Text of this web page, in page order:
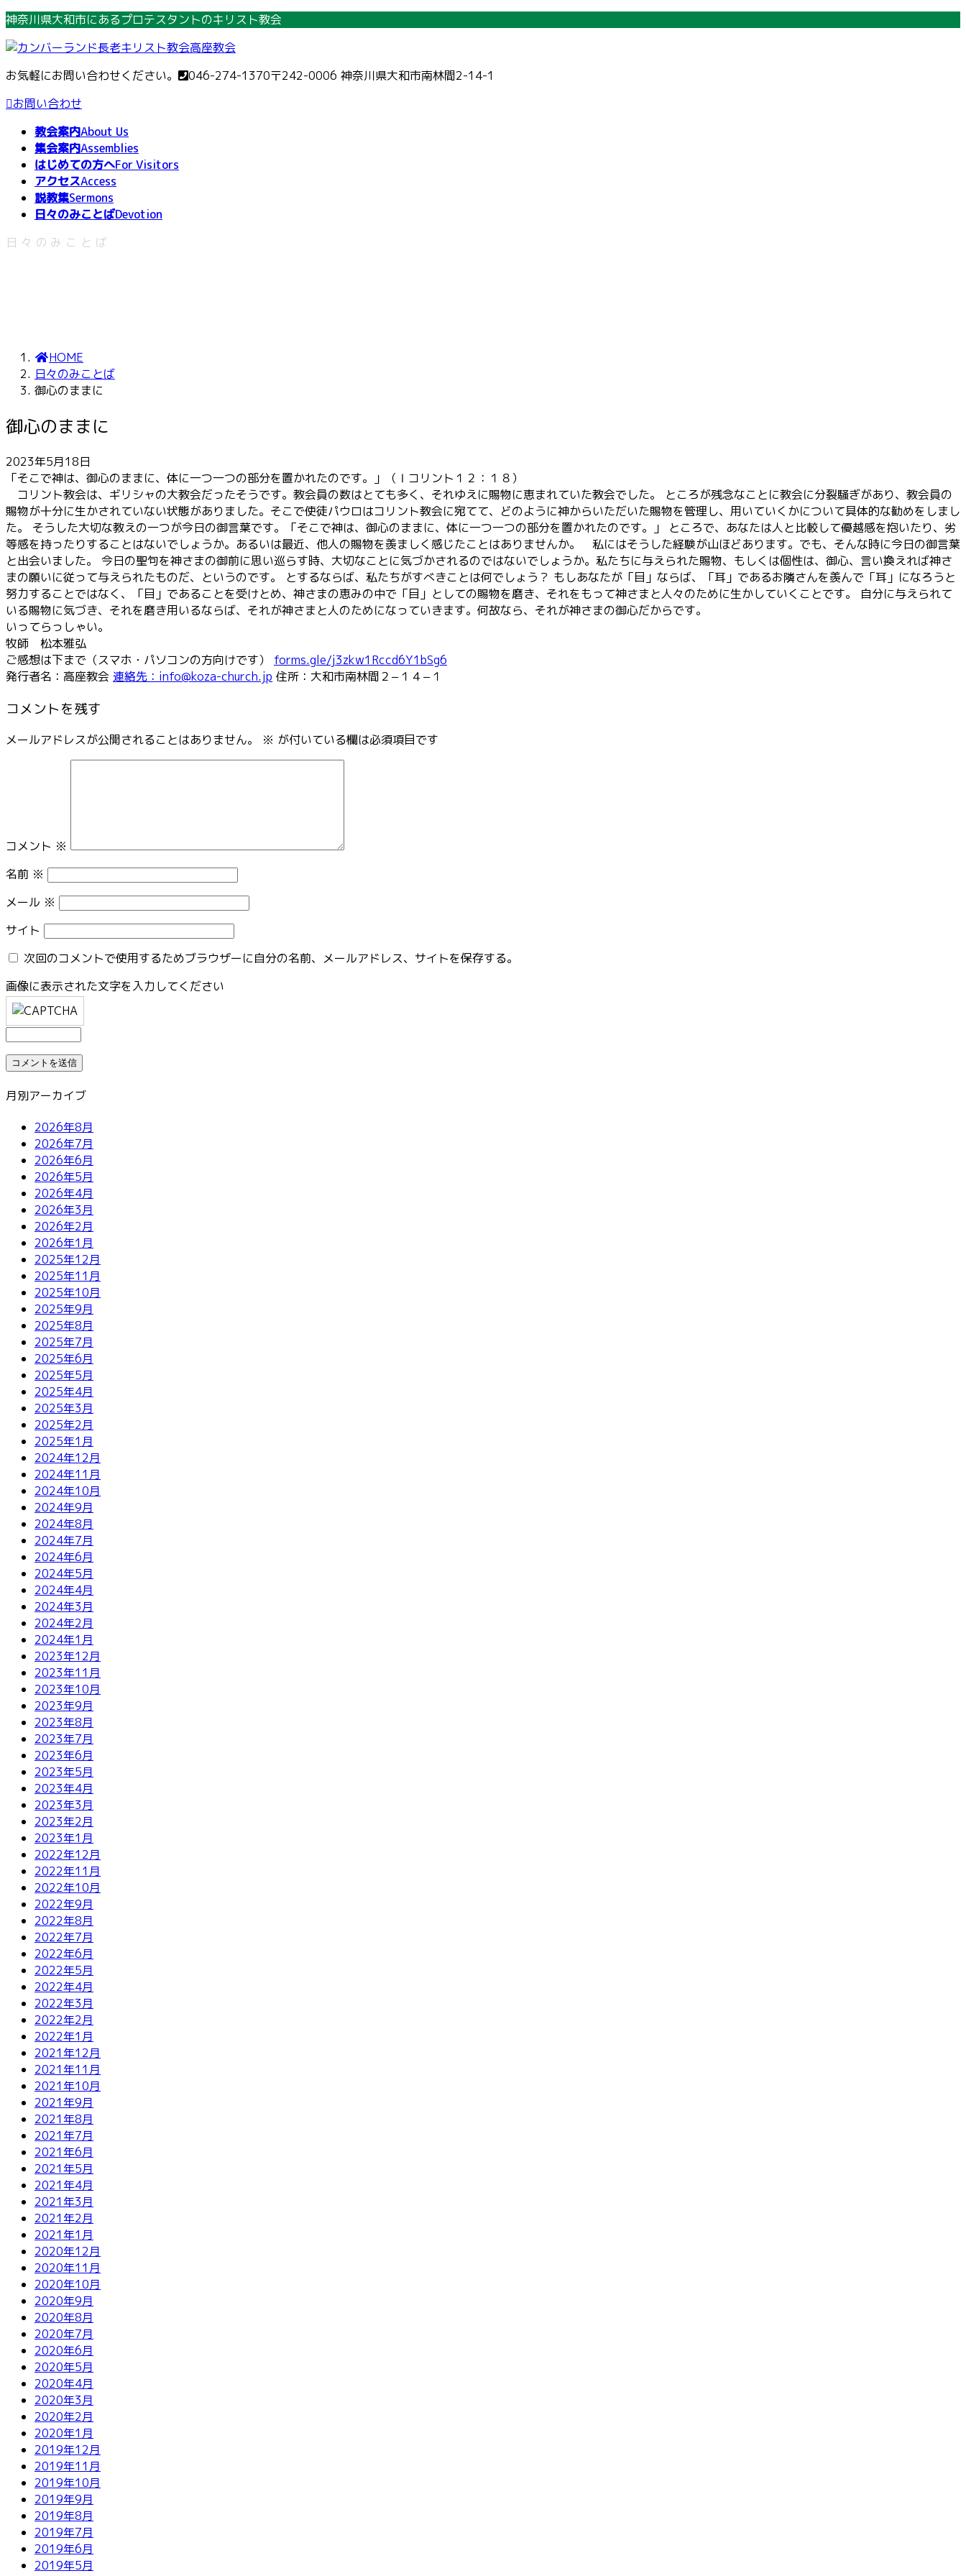
コ
テ
ン
ツ
へ
ナ
ゲ
ー
シ
ョ
神奈川県大和市にあるプロテスタントのキリスト教会
お気軽にお問い合わせください。 046-274-1370〒242-0006 神奈川県大和市南林間2-14-1
お問い合わせ
教会案内About Us
集会案内Assemblies
はじめての方へFor Visitors
アクセスAccess
説教集Sermons
日々のみことばDevotion
日々のみことば
HOME
日々のみことば
御心のままに
御心のままに
2023年5月18日
「そこで神は、御心のままに、体に一つ一つの部分を置かれたのです。」（Ⅰコリント１２：１８）
コリント教会は、ギリシャの大教会だったそうです。教会員の数はとても多く、それゆえに賜物に恵まれていた教会でした。 ところが残念なことに教会に分裂騒ぎがあり、教会員の
賜物が十分に生かされていない状態がありました。そこで使徒パウロはコリント教会に宛てて、どのように神からいただいた賜物を管理し、用いていくかについて具体的な勧めをしまし
た。 そうした大切な教えの一つが今日の御言葉です。「そこで神は、御心のままに、体に一つ一つの部分を置かれたのです。」 ところで、あなたは人と比較して優越感を抱いたり、劣
等感を持ったりすることはないでしょうか。あるいは最近、他人の賜物を羨ましく感じたことはありませんか。 私にはそうした経験が山ほどあります。でも、そんな時に今日の御言葉
と出会いました。 今日の聖句を神さまの御前に思い巡らす時、大切なことに気づかされるのではないでしょうか。私たちに与えられた賜物、もしくは個性は、御心、言い換えれば神さ
まの願いに従って与えられたものだ、というのです。 とするならば、私たちがすべきことは何でしょう？ もしあなたが「目」ならば、「耳」であるお隣さんを羨んで「耳」になろうと
努力することではなく、「目」であることを受けとめ、神さまの恵みの中で「目」としての賜物を磨き、それをもって神さまと人々のために生かしていくことです。 自分に与えられて
いる賜物に気づき、それを磨き用いるならば、それが神さまと人のためになっていきます。何故なら、それが神さまの御心だからです。
いってらっしゃい。
牧師 松本雅弘
ご感想は下まで（スマホ・パソコンの方向けです） forms.gle/j3zkw1Rccd6Y1bSg6
発行者名：高座教会 連絡先：info@koza-church.jp 住所：大和市南林間２−１４−１
コメントを残す
メールアドレスが公開されることはありません。 ※ が付いている欄は必須項目です
コメント ※
名前 ※
メール ※
サイト
次回のコメントで使用するためブラウザーに自分の名前、メールアドレス、サイトを保存する。
画像に表示された文字を入力してください
月別アーカイブ
2026年8月
2026年7月
2026年6月
2026年5月
2026年4月
2026年3月
2026年2月
2026年1月
2025年12月
2025年11月
2025年10月
2025年9月
2025年8月
2025年7月
2025年6月
2025年5月
2025年4月
2025年3月
2025年2月
2025年1月
2024年12月
2024年11月
2024年10月
2024年9月
2024年8月
2024年7月
2024年6月
2024年5月
2024年4月
2024年3月
2024年2月
2024年1月
2023年12月
2023年11月
2023年10月
2023年9月
2023年8月
2023年7月
2023年6月
2023年5月
2023年4月
2023年3月
2023年2月
2023年1月
2022年12月
2022年11月
2022年10月
2022年9月
2022年8月
2022年7月
2022年6月
2022年5月
2022年4月
2022年3月
2022年2月
2022年1月
2021年12月
2021年11月
2021年10月
2021年9月
2021年8月
2021年7月
2021年6月
2021年5月
2021年4月
2021年3月
2021年2月
2021年1月
2020年12月
2020年11月
2020年10月
2020年9月
2020年8月
2020年7月
2020年6月
2020年5月
2020年4月
2020年3月
2020年2月
2020年1月
2019年12月
2019年11月
2019年10月
2019年9月
2019年8月
2019年7月
2019年6月
2019年5月